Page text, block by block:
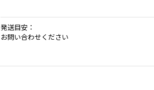
・わずか2.9㎏～の軽量・コンパクト設計
・IP65相当の防塵・防水性能のステンレスボ
・取引証明に使える検定品もご用意
発送目安：
お問い合わせください